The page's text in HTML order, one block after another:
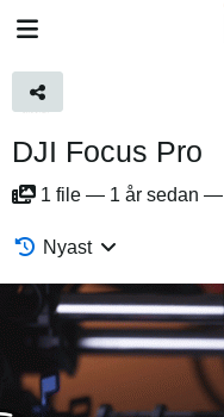
DJI Focus Pro
1 file — 1 år sedan —
Nyast